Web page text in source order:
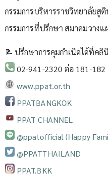
กรรมการบริหารราชวิทยาลัย
กรรมการที่ปรึกษา สมาคมวาง
📝 ปรึกษาการคุมกำเนิดได้ที่คลิ
02-941-2320 ต่อ 181-182
www.ppat.or.th
PPATBANGKOK
PPAT CHANNEL
@ppatofficial (Happy
@PPATTHAILAND
PPAT.BKK